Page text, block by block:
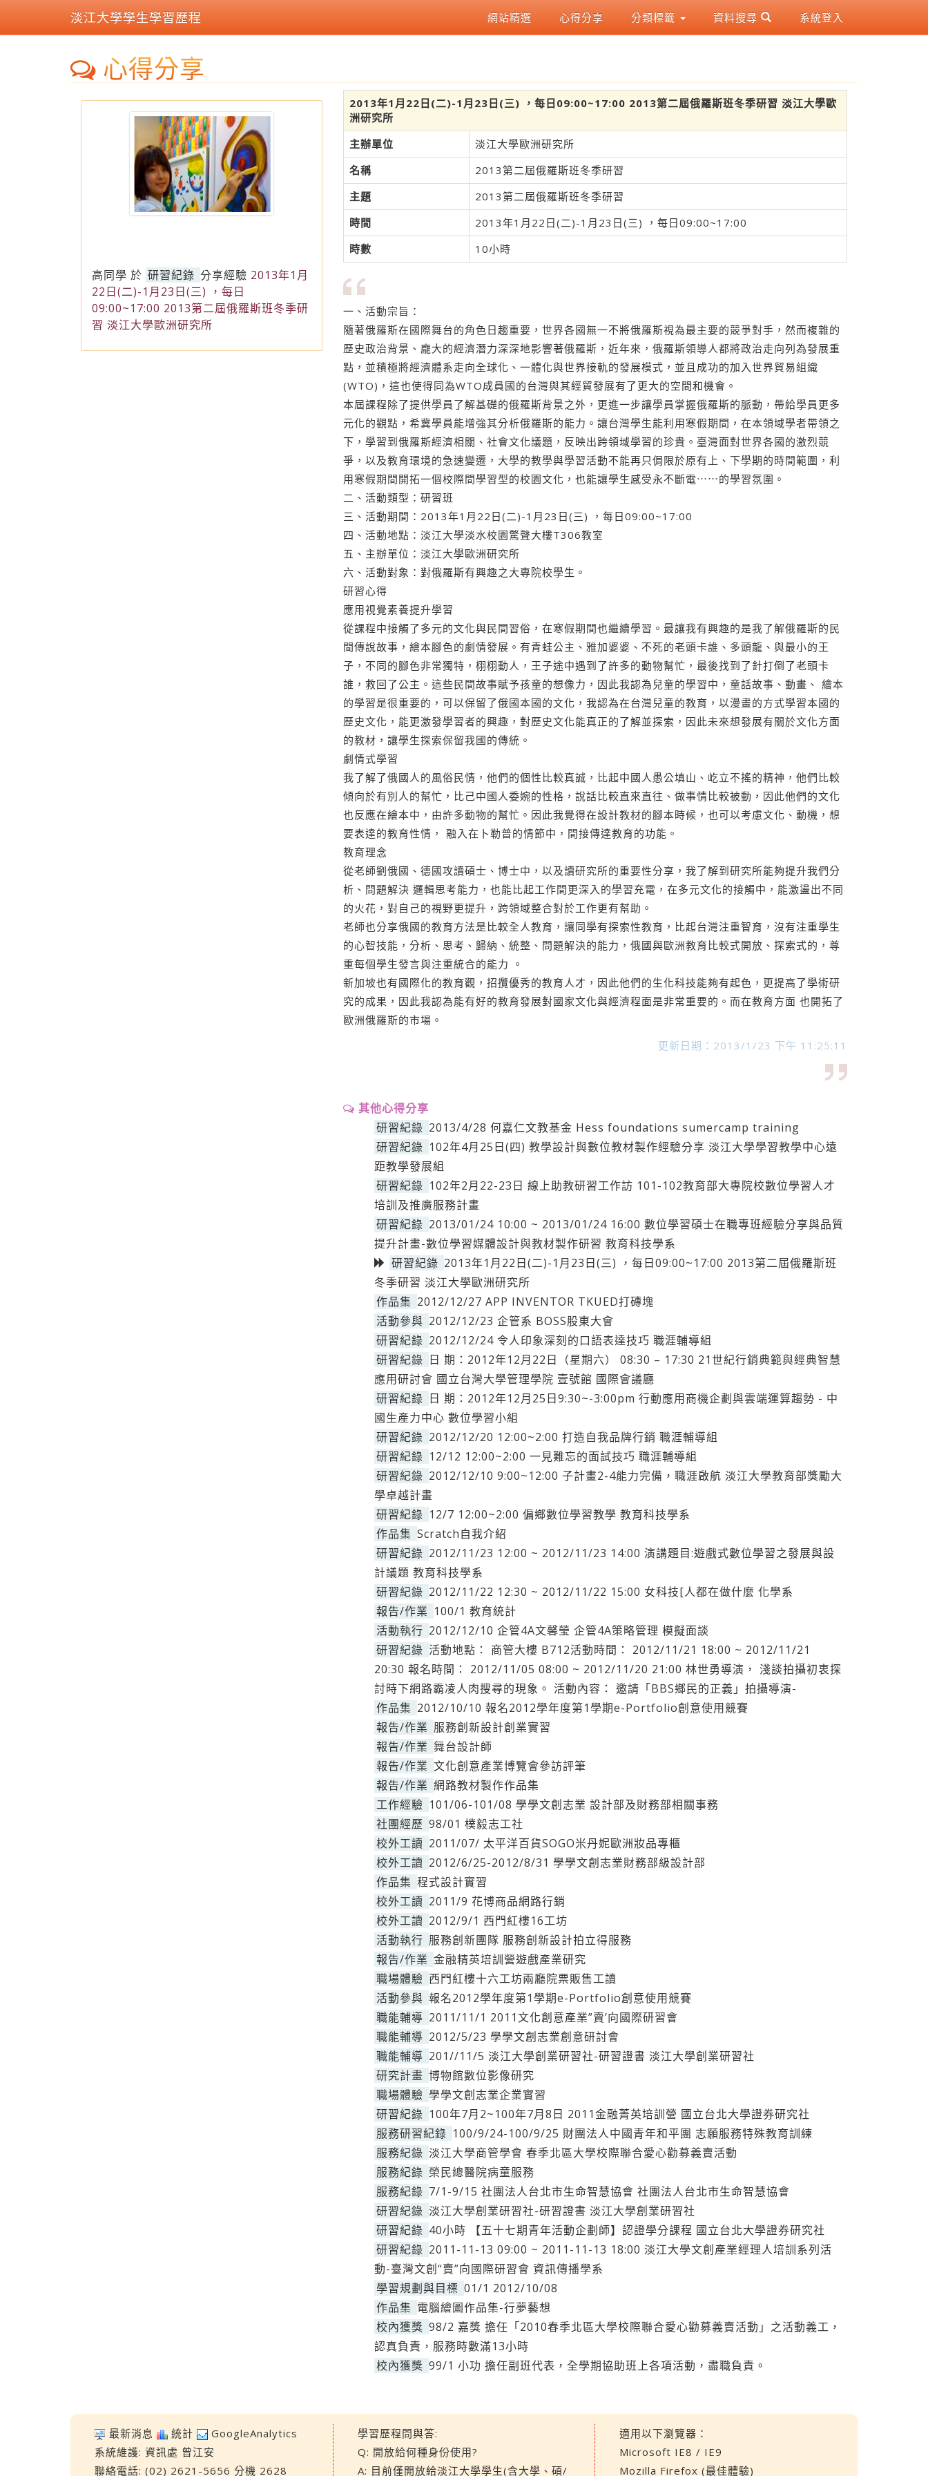
淡江大學學生學習歷程 網站精選 心得分享 分類標籤 資料搜尋 系統登入
心得分享
高同學 於 研習紀錄 分享經驗 2013年1月
22日(二)-1月23日(三) ，每日
09:00~17:00 2013第二屆俄羅斯班冬季研
習 淡江大學歐洲研究所
2013年1月22日(二)-1月23日(三) ，每日09:00~17:00 2013第二屆俄羅斯班冬季研習 淡江大學歐
洲研究所
主辦單位
淡江大學歐洲研究所
名稱
2013第二屆俄羅斯班冬季研習
主題
2013第二屆俄羅斯班冬季研習
時間
2013年1月22日(二)-1月23日(三) ，每日09:00~17:00
時數
10小時
一、活動宗旨：
隨著俄羅斯在國際舞台的角色日趨重要，世界各國無一不將俄羅斯視為最主要的競爭對手，然而複雜的
歷史政治背景、龐大的經濟潛力深深地影響著俄羅斯，近年來，俄羅斯領導人都將政治走向列為發展重
點，並積極將經濟體系走向全球化、一體化與世界接軌的發展模式，並且成功的加入世界貿易組織
(WTO)，這也使得同為WTO成員國的台灣與其經貿發展有了更大的空間和機會。
本屆課程除了提供學員了解基礎的俄羅斯背景之外，更進一步讓學員掌握俄羅斯的脈動，帶給學員更多
元化的觀點，希冀學員能增強其分析俄羅斯的能力。讓台灣學生能利用寒假期間，在本領域學者帶領之
下，學習到俄羅斯經濟相關、社會文化議題，反映出跨領域學習的珍貴。臺灣面對世界各國的激烈競
爭，以及教育環境的急速變遷，大學的教學與學習活動不能再只侷限於原有上、下學期的時間範圍，利
用寒假期間開拓一個校際間學習型的校園文化，也能讓學生感受永不斷電⋯⋯的學習氛圍。
二、活動類型：研習班
三、活動期間：2013年1月22日(二)-1月23日(三) ，每日09:00~17:00
四、活動地點：淡江大學淡水校園驚聲大樓T306教室
五、主辦單位：淡江大學歐洲研究所
六、活動對象：對俄羅斯有興趣之大專院校學生。
研習心得
應用視覺素養提升學習
從課程中接觸了多元的文化與民間習俗，在寒假期間也繼續學習。最讓我有興趣的是我了解俄羅斯的民
間傳說故事，繪本腳色的劇情發展。有青蛙公主、雅加婆婆、不死的老頭卡誰、多頭龍、與最小的王
子，不同的腳色非常獨特，栩栩動人，王子途中遇到了許多的動物幫忙，最後找到了針打倒了老頭卡
誰，救回了公主。這些民間故事賦予孩童的想像力，因此我認為兒童的學習中，童話故事、動畫、 繪本
的學習是很重要的，可以保留了俄國本國的文化，我認為在台灣兒童的教育，以漫畫的方式學習本國的
歷史文化，能更激發學習者的興趣，對歷史文化能真正的了解並探索，因此未來想發展有關於文化方面
的教材，讓學生探索保留我國的傳統。
劇情式學習
我了解了俄國人的風俗民情，他們的個性比較真誠，比起中國人愚公填山、屹立不搖的精神，他們比較
傾向於有別人的幫忙，比己中國人委婉的性格，說話比較直來直往、做事情比較被動，因此他們的文化
也反應在繪本中，由許多動物的幫忙。因此我覺得在設計教材的腳本時候，也可以考慮文化、動機，想
要表達的教育性情， 融入在卜勒普的情節中，間接傳達教育的功能。
教育理念
從老師劉俄國、德國攻讀碩士、博士中，以及讀研究所的重要性分享，我了解到研究所能夠提升我們分
析、問題解決 邏輯思考能力，也能比起工作間更深入的學習充電，在多元文化的接觸中，能激盪出不同
的火花，對自己的視野更提升，跨領域整合對於工作更有幫助。
老師也分享俄國的教育方法是比較全人教育，讓同學有探索性教育，比起台灣注重智育，沒有注重學生
的心智技能，分析、思考、歸納、統整、問題解決的能力，俄國與歐洲教育比較式開放、探索式的，尊
重每個學生發言與注重統合的能力 。
新加坡也有國際化的教育觀，招攬優秀的教育人才，因此他們的生化科技能夠有起色，更提高了學術研
究的成果，因此我認為能有好的教育發展對國家文化與經濟程面是非常重要的。而在教育方面 也開拓了
歐洲俄羅斯的市場。
更新日期：2013/1/23 下午 11:25:11
其他心得分享
研習紀錄 2013/4/28 何嘉仁文教基金 Hess foundations sumercamp training
研習紀錄 102年4月25日(四) 教學設計與數位教材製作經驗分享 淡江大學學習教學中心遠
距教學發展組
研習紀錄 102年2月22-23日 線上助教研習工作訪 101-102教育部大專院校數位學習人才
培訓及推廣服務計畫
研習紀錄 2013/01/24 10:00 ~ 2013/01/24 16:00 數位學習碩士在職專班經驗分享與品質
提升計畫-數位學習媒體設計與教材製作研習 教育科技學系
研習紀錄 2013年1月22日(二)-1月23日(三) ，每日09:00~17:00 2013第二屆俄羅斯班
冬季研習 淡江大學歐洲研究所
作品集 2012/12/27 APP INVENTOR TKUED打磚塊
活動參與 2012/12/23 企管系 BOSS股東大會
研習紀錄 2012/12/24 令人印象深刻的口語表達技巧 職涯輔導組
研習紀錄 日 期：2012年12月22日（星期六） 08:30 – 17:30 21世紀行銷典範與經典智慧
應用研討會 國立台灣大學管理學院 壹號館 國際會議廳
研習紀錄 日 期：2012年12月25日9:30~-3:00pm 行動應用商機企劃與雲端運算趨勢 - 中
國生產力中心 數位學習小組
研習紀錄 2012/12/20 12:00~2:00 打造自我品牌行銷 職涯輔導組
研習紀錄 12/12 12:00~2:00 一見難忘的面試技巧 職涯輔導組
研習紀錄 2012/12/10 9:00~12:00 子計畫2-4能力完備，職涯啟航 淡江大學教育部獎勵大
學卓越計畫
研習紀錄 12/7 12:00~2:00 偏鄉數位學習教學 教育科技學系
作品集 Scratch自我介紹
研習紀錄 2012/11/23 12:00 ~ 2012/11/23 14:00 演講題目:遊戲式數位學習之發展與設
計議題 教育科技學系
研習紀錄 2012/11/22 12:30 ~ 2012/11/22 15:00 女科技[人都在做什麼 化學系
報告/作業 100/1 教育統計
活動執行 2012/12/10 企管4A文馨瑩 企管4A策略管理 模擬面談
研習紀錄 活動地點： 商管大樓 B712活動時間： 2012/11/21 18:00 ~ 2012/11/21
20:30 報名時間： 2012/11/05 08:00 ~ 2012/11/20 21:00 林世勇導演， 淺談拍攝初衷探
討時下網路霸凌人肉搜尋的現象。 活動內容： 邀請「BBS鄉民的正義」拍攝導演-
作品集 2012/10/10 報名2012學年度第1學期e-Portfolio創意使用競賽
報告/作業 服務創新設計創業實習
報告/作業 舞台設計師
報告/作業 文化創意產業博覽會參訪評筆
報告/作業 網路教材製作作品集
工作經驗 101/06-101/08 學學文創志業 設計部及財務部相關事務
社團經歷 98/01 樸毅志工社
校外工讀 2011/07/ 太平洋百貨SOGO米丹妮歐洲妝品專櫃
校外工讀 2012/6/25-2012/8/31 學學文創志業財務部級設計部
作品集 程式設計實習
校外工讀 2011/9 花博商品網路行銷
校外工讀 2012/9/1 西門紅樓16工坊
活動執行 服務創新團隊 服務創新設計拍立得服務
報告/作業 金融精英培訓營遊戲產業研究
職場體驗 西門紅樓十六工坊兩廳院票販售工讀
活動參與 報名2012學年度第1學期e-Portfolio創意使用競賽
職能輔導 2011/11/1 2011文化創意產業”賣’向國際研習會
職能輔導 2012/5/23 學學文創志業創意研討會
職能輔導 201//11/5 淡江大學創業研習社-研習證書 淡江大學創業研習社
研究計畫 博物館數位影像研究
職場體驗 學學文創志業企業實習
研習紀錄 100年7月2~100年7月8日 2011金融菁英培訓營 國立台北大學證券研究社
服務研習紀錄 100/9/24-100/9/25 財團法人中國青年和平團 志願服務特殊教育訓練
服務紀錄 淡江大學商管學會 春季北區大學校際聯合愛心勸募義賣活動
服務紀錄 榮民總醫院病童服務
服務紀錄 7/1-9/15 社團法人台北市生命智慧協會 社團法人台北市生命智慧協會
研習紀錄 淡江大學創業研習社-研習證書 淡江大學創業研習社
研習紀錄 40小時 【五十七期青年活動企劃師】認證學分課程 國立台北大學證券研究社
研習紀錄 2011-11-13 09:00 ~ 2011-11-13 18:00 淡江大學文創產業經理人培訓系列活
動-臺灣文創“賣”向國際研習會 資訊傳播學系
學習規劃與目標 01/1 2012/10/08
作品集 電腦繪圖作品集-行夢藝想
校內獲獎 98/2 嘉獎 擔任「2010春季北區大學校際聯合愛心勸募義賣活動」之活動義工，
認真負責，服務時數滿13小時
校內獲獎 99/1 小功 擔任副班代表，全學期協助班上各項活動，盡職負責。
最新消息 統計
GoogleAnalytics
系統維護: 資訊處 曾江安
聯絡電話: (02) 2621-5656 分機 2628
學習歷程問與答:
Q: 開放給何種身份使用?
A: 目前僅開放給淡江大學學生(含大學、碩/
適用以下瀏覽器：
Microsoft IE8 / IE9
Mozilla Firefox (最佳體驗)